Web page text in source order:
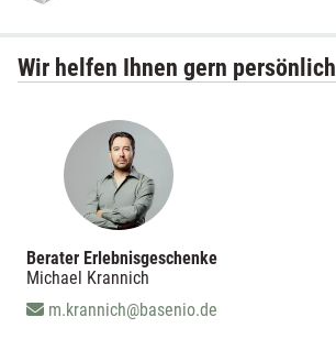
Wir helfen Ihnen gern persönlich
Berater Erlebnisgeschenke
Michael Krannich
m.krannich@basenio.de